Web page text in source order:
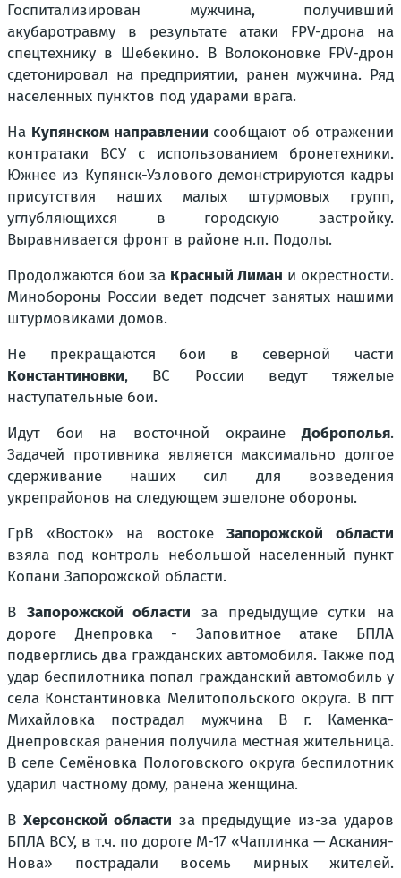
Госпитализирован мужчина, получивший
акубаротравму в результате атаки FPV-дрона на
спецтехнику в Шебекино. В Волоконовке FPV-дрон
сдетонировал на предприятии, ранен мужчина. Ряд
населенных пунктов под ударами врага.
На Купянском направлении сообщают об отражении
контратаки ВСУ с использованием бронетехники.
Южнее из Купянск-Узлового демонстрируются кадры
присутствия наших малых штурмовых групп,
углубляющихся в городскую застройку.
Выравнивается фронт в районе н.п. Подолы.
Продолжаются бои за Красный Лиман и окрестности.
Минобороны России ведет подсчет занятых нашими
штурмовиками домов.
Не прекращаются бои в северной части
Константиновки, ВС России ведут тяжелые
наступательные бои.
Идут бои на восточной окраинеДоброполья.
Задачей противника является максимально долгое
сдерживание наших сил для возведения
укрепрайонов на следующем эшелоне обороны.
ГрВ «Восток» на востокеЗапорожской области
взяла под контроль небольшой населенный пункт
Копани Запорожской области.
В Запорожской области за предыдущие сутки на
дороге Днепровка - Заповитное атаке БПЛА
подверглись два гражданских автомобиля. Также под
удар беспилотника попал гражданский автомобиль у
села Константиновка Мелитопольского округа. В пгт
Михайловка пострадал мужчина В г. Каменка-
Днепровская ранения получила местная жительница.
В селе Семёновка Пологовского округа беспилотник
ударил частному дому, ранена женщина.
В Херсонской области за предыдущие из-за ударов
БПЛА ВСУ, в т.ч. по дороге М-17 «Чаплинка — Аскания-
Нова» пострадали восемь мирных жителей.